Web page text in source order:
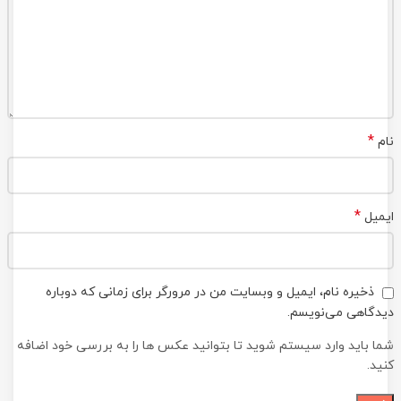
نام *
ایمیل *
ذخیره نام، ایمیل و وبسایت من در مرورگر برای زمانی که دوباره
دیدگاهی می‌نویسم.
شما باید وارد سیستم شوید تا بتوانید عکس ها را به بررسی خود اضافه
کنید.